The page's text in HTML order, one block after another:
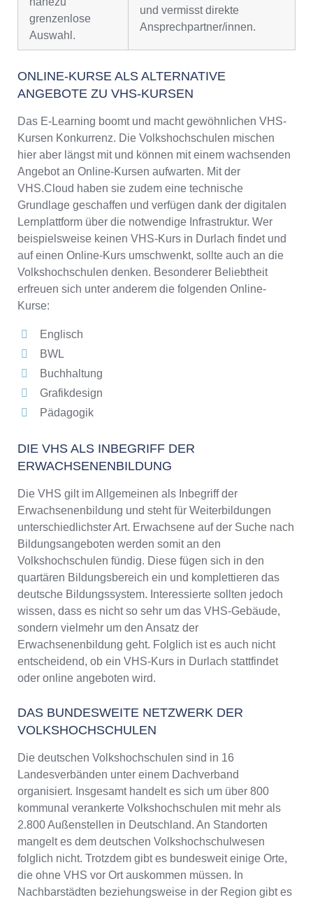
grenzenlose
Auswahl.
und vermisst direkte
Ansprechpartner/innen.
ONLINE-KURSE ALS ALTERNATIVE
ANGEBOTE ZU VHS-KURSEN
Das E-Learning boomt und macht gewöhnlichen VHS-
Kursen Konkurrenz. Die Volkshochschulen mischen
hier aber längst mit und können mit einem wachsenden
Angebot an Online-Kursen aufwarten. Mit der
VHS.Cloud haben sie zudem eine technische
Grundlage geschaffen und verfügen dank der digitalen
Lernplattform über die notwendige Infrastruktur. Wer
beispielsweise keinen VHS-Kurs in Durlach findet und
auf einen Online-Kurs umschwenkt, sollte auch an die
Volkshochschulen denken. Besonderer Beliebtheit
erfreuen sich unter anderem die folgenden Online-
Kurse:
Englisch
BWL
Buchhaltung
Grafikdesign
Pädagogik
DIE VHS ALS INBEGRIFF DER
ERWACHSENENBILDUNG
Die VHS gilt im Allgemeinen als Inbegriff der
Erwachsenenbildung und steht für Weiterbildungen
unterschiedlichster Art. Erwachsene auf der Suche nach
Bildungsangeboten werden somit an den
Volkshochschulen fündig. Diese fügen sich in den
quartären Bildungsbereich ein und komplettieren das
deutsche Bildungssystem. Interessierte sollten jedoch
wissen, dass es nicht so sehr um das VHS-Gebäude,
sondern vielmehr um den Ansatz der
Erwachsenenbildung geht. Folglich ist es auch nicht
entscheidend, ob ein VHS-Kurs in Durlach stattfindet
oder online angeboten wird.
DAS BUNDESWEITE NETZWERK DER
VOLKSHOCHSCHULEN
Die deutschen Volkshochschulen sind in 16
Landesverbänden unter einem Dachverband
organisiert. Insgesamt handelt es sich um über 800
kommunal verankerte Volkshochschulen mit mehr als
2.800 Außenstellen in Deutschland. An Standorten
mangelt es dem deutschen Volkshochschulwesen
folglich nicht. Trotzdem gibt es bundesweit einige Orte,
die ohne VHS vor Ort auskommen müssen. In
Nachbarstädten beziehungsweise in der Region gibt es